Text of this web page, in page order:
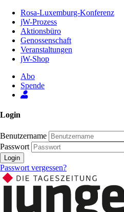
Inhalt
Seite
Rosa-Luxemburg-Konferenz
jW-Prozess
Aktionsbüro
Genossenschaft
Veranstaltungen
jW-Shop
Abo
Spende
Login
Benutzername
Passwort
Login
Passwort vergessen?